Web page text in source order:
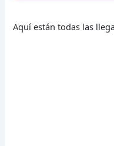
Aquí están todas las